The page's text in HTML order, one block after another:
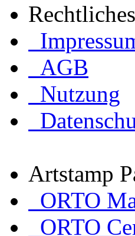
Rechtliches
AGB
Nutzung
Artstamp
ORTO
ORTO